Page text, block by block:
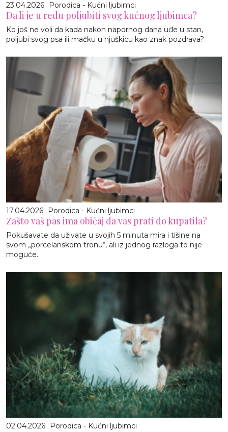
23.04.2026 Porodica - Kućni ljubimci
Da li je u redu poljubiti svog kućnog ljubimca?
Ko još ne voli da kada nakon napornog dana uđe u stan,
poljubi svog psa ili mačku u njuškicu kao znak pozdrava?
17.04.2026 Porodica - Kućni ljubimci
Zašto vaš pas ima običaj da vas prati do kupatila?
Pokušavate da uživate u svojih 5 minuta mira i tišine na
svom „porcelanskom tronu“, ali iz jednog razloga to nije
moguće.
02.04.2026 Porodica - Kućni ljubimci